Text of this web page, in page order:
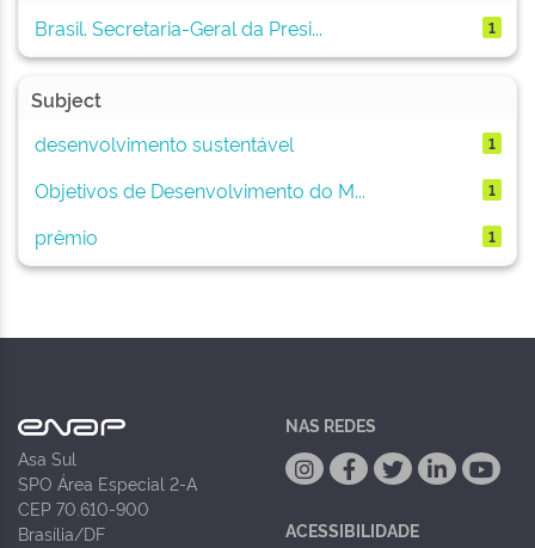
Brasil. Secretaria-Geral da Presi...
1
Subject
desenvolvimento sustentável
1
Objetivos de Desenvolvimento do M... 1
prêmio 1
Asa Sul
SPO Área Especial 2-A
CEP 70.610-900
Brasília/DF
NAS REDES
ACESSIBILIDADE